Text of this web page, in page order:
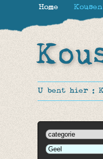
U bent hier :
Home Kousen